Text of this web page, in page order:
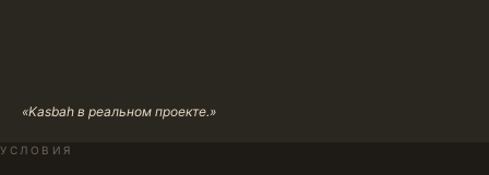
«Kasbah в реальном проекте.»
УСЛОВИЯ